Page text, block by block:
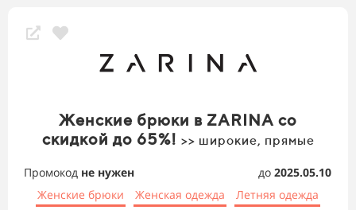
Женские брюки в ZARINA со
скидкой до 65%! >> широкие, прямые
Промокод не нужен до 2025.05.10
Женские брюки
Женская одежда Летняя одежда